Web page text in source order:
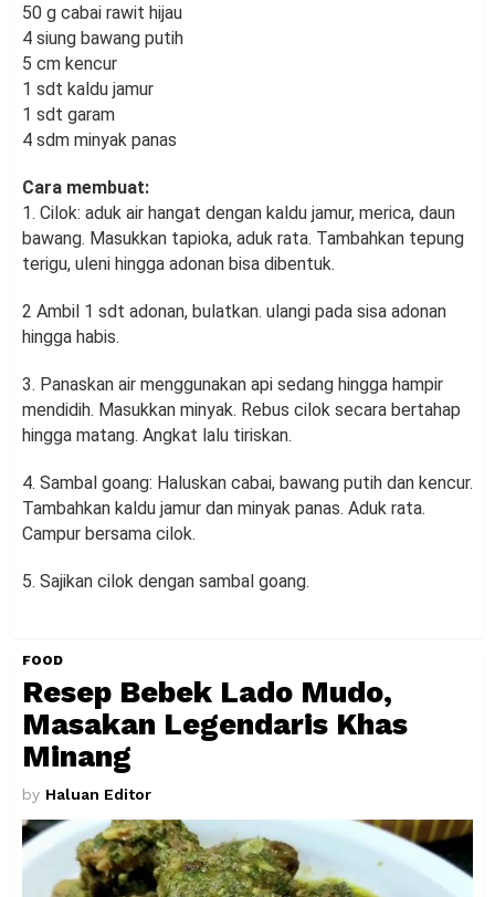
50 g cabai rawit hijau
4 siung bawang putih
5 cm kencur
1 sdt kaldu jamur
1 sdt garam
4 sdm minyak panas
Cara membuat:
1. Cilok: aduk air hangat dengan kaldu jamur, merica, daun
bawang. Masukkan tapioka, aduk rata. Tambahkan tepung
terigu, uleni hingga adonan bisa dibentuk.
2 Ambil 1 sdt adonan, bulatkan. ulangi pada sisa adonan
hingga habis.
3. Panaskan air menggunakan api sedang hingga hampir
mendidih. Masukkan minyak. Rebus cilok secara bertahap
hingga matang. Angkat lalu tiriskan.
4. Sambal goang: Haluskan cabai, bawang putih dan kencur.
Tambahkan kaldu jamur dan minyak panas. Aduk rata.
Campur bersama cilok.
5. Sajikan cilok dengan sambal goang.
FOOD
Resep Bebek Lado Mudo,
Masakan Legendaris Khas
Minang
by Haluan Editor